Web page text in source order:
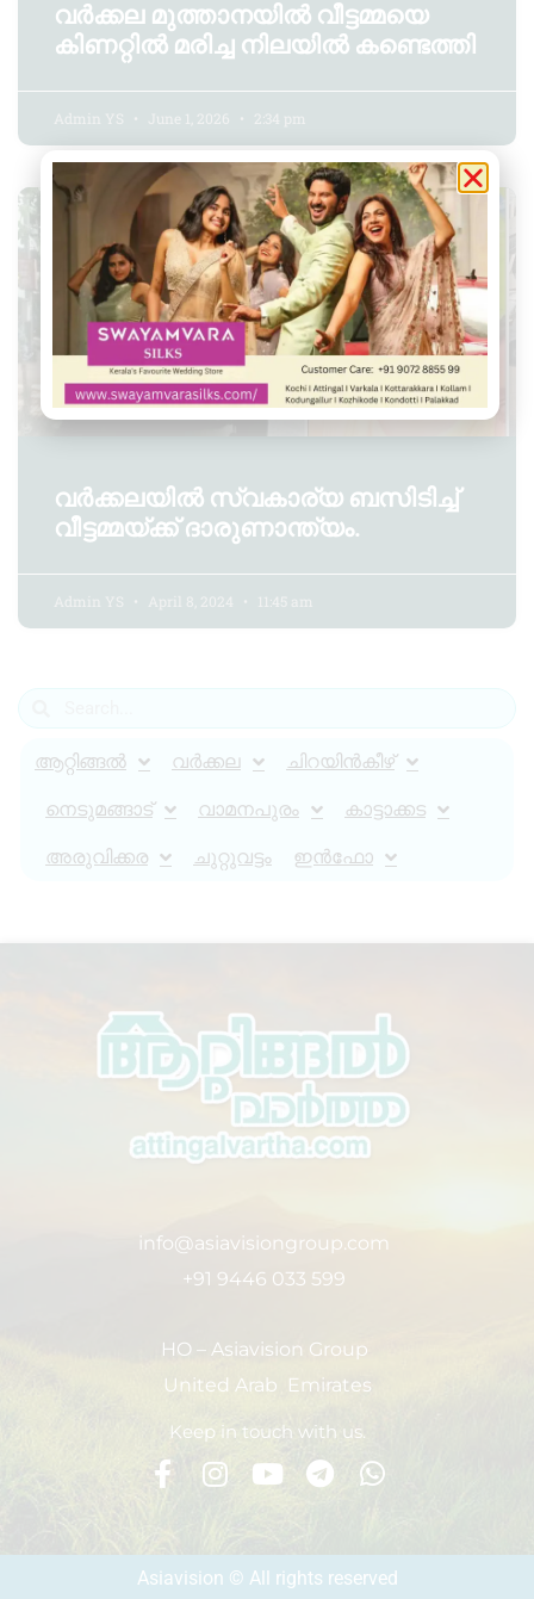
വർക്കല മുത്താനയിൽ വീട്ടമ്മയെ
കിണറ്റിൽ മരിച്ച നിലയിൽ കണ്ടെത്തി
Admin YS June 1, 2026 2:34 pm
അഞ്ചുതെങ്ങ്
വർക്കലയിൽ സ്വകാര്യ ബസിടിച്ച്
വീട്ടമ്മയ്ക്ക് ദാരുണാന്ത്യം.
Admin YS April 8, 2024 11:45 am
ആറ്റിങ്ങൽ വർക്കല ചിറയിൻകീഴ്
നെടുമങ്ങാട് വാമനപുരം കാട്ടാക്കട
അരുവിക്കര ചുറ്റുവട്ടം ഇൻഫോ
info@asiavisiongroup.com
+91 9446 033 599
HO – Asiavision Group
United Arab Emirates
Keep in touch with us.
Asiavision © All rights reserved